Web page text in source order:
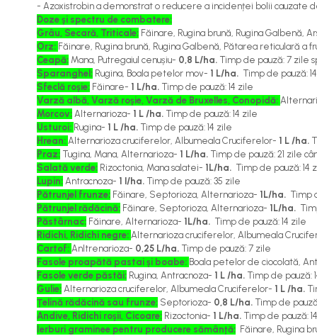
Floarea soarelui
Cereale păioase
Rapiță
Soia, mazare, fasole
Sfeclă
Lucernă și plante furajere
Viță de vie
Cartofi
Legume
Adjuvanți
Acaricide
Dezinfectanți de sol
Îngrășăminte
Îngrășăminte lichide
Îngrășăminte foliare
hidrosolubile
- Azoxistrobin a demonstrat o reducere a incidenței bolii cauzate
Doze și spectru de combatere:
Grâu, Secară, Triticale: Făinare, Rugina brună, Rugina Galbenă,
Orz: Făinare, Rugina brună, Rugina Galbenă, Pătarea reticulară a
Ceapă: Mana, Putregaiul cenușiu- 0,8 L/ha. Timp de pauză: 7 zile
Sparanghel: Rugina, Boala petelor mov- 1 L/ha. Timp de pauză:
Sfeclă roșie: Făinare- 1 L/ha. Timp de pauză: 14 zile
Varză albă, Varză roșie, Varză de Bruxelles, Conopidă:
Morcov: Alternarioza- 1 L /ha. Timp de pauză: 14 zile
Usturoi: Rugina- 1 L /ha. Timp de pauză: 14 zile
Hrean: Alternarioza cruciferelor, Albumeala Cruciferelor- 1 L /ha.
Praz: Tugina, Mana, Alternarioza- 1 L/ha. Timp de pauză: 21 zile
Salată verde: Rizoctonia, Mana salatei- 1L/ha. Timp de pauză: 14
Lupin: Antracnoza- 1 l/ha. Timp de pauză: 35 zile
Pătrunjel frunze: Făinare, Septorioza, Alternarioza- 1L/ha. Timp
Pătrunjel rădăcină: Făinare, Septorioza, Alternarioza- 1L/ha.
Păstârnac: Făinare, Alternarioza- 1L/ha. Timp de pauză: 14 zile
Ridichi, Ridichi negre: Alternarioza cruciferelor, Albumeala
Cartof: Anltrenarioza- 0,25 L/ha. Timp de pauză: 7 zile
Fasole proapătă pastai și boabe: Boala petelor de ciocolată,
Fasole verde păstăi: Rugina, Antracnoza- 1 L /ha. Timp de pauză:
Gulie: Alternarioza cruciferelor, Albumeala Cruciferelor- 1 L /ha.
Țelină rădăcină sau frunze: Septorioza- 0,8 L/ha. Timp de
Andive, Ridichi roșii, Cicoare: Rizoctonia- 1 L/ha. Timp de pauză:
Ierburi graminee pentru producere sămânță: Făinare, Rugina